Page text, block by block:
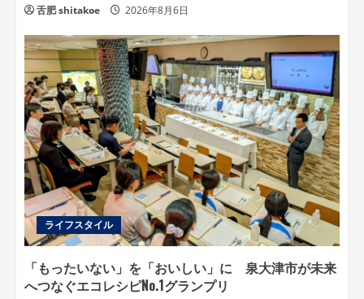
舌肥 shitakoe 2026年8月6日
ライフスタイル
「もったいない」を「おいしい」に 泉大津市が未来
へつなぐエコレシピNo.1グランプリ